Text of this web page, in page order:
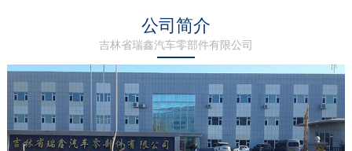
公司简介
吉林省瑞鑫汽车零部件有限公司